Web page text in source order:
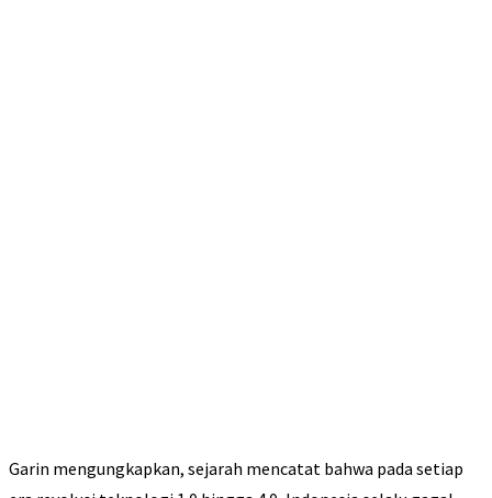
Garin mengungkapkan, sejarah mencatat bahwa pada setiap